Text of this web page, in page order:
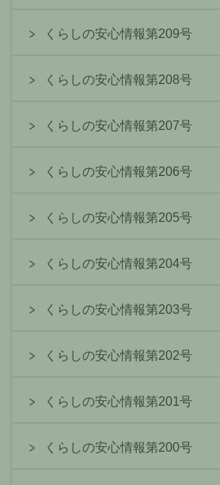
くらしの安心情報第209号
くらしの安心情報第208号
くらしの安心情報第207号
くらしの安心情報第206号
くらしの安心情報第205号
くらしの安心情報第204号
くらしの安心情報第203号
くらしの安心情報第202号
くらしの安心情報第201号
くらしの安心情報第200号